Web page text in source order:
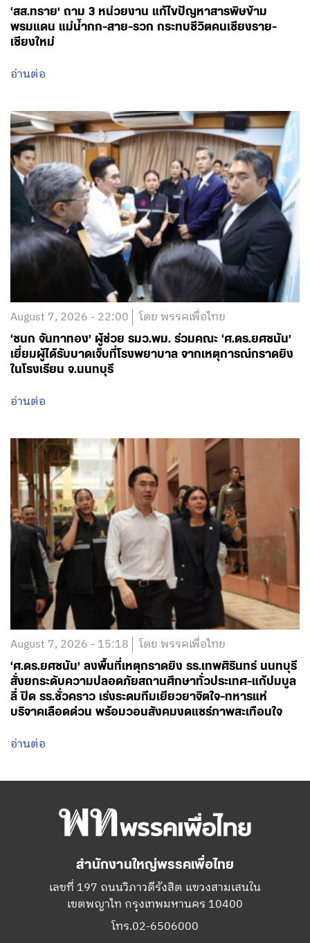
‘สส.ทราย’ ถาม 3 หน่วยงาน แก้ไขปัญหาสารพิษข้าม
พรมแดน แม่น้ำกก-สาย-รวก กระทบชีวิตคนเชียงราย-
เชียงใหม่
อ่านต่อ
August 7, 2026 - 22:00 โดย พรรคเพื่อไทย
‘ชนก จันทาทอง’ ผู้ช่วย รมว.พม. ร่วมคณะ ‘ศ.ดร.ยศชนัน’
เยี่ยมผู้ได้รับบาดเจ็บที่โรงพยาบาล จากเหตุการณ์กราดยิง
ในโรงเรียน จ.นนทบุรี
อ่านต่อ
August 7, 2026 - 15:18 โดย พรรคเพื่อไทย
‘ศ.ดร.ยศชนัน’ ลงพื้นที่เหตุกราดยิง รร.เทพศิรินทร์ นนทบุรี
สั่งยกระดับความปลอดภัยสถานศึกษาทั่วประเทศ-แก้ปมบูล
ลี่ ปิด รร.ชั่วคราว เร่งระดมทีมเยียวยาจิตใจ-ทหารแห่
บริจาคเลือดด่วน พร้อมวอนสังคมงดแชร์ภาพสะเทือนใจ
อ่านต่อ
สำนักงานใหญ่พรรคเพื่อไทย
เลขที่ 197 ถนนวิภาวดีรังสิต แขวงสามเสนใน
เขตพญาไท กรุงเทพมหานคร 10400
โทร.02-6506000